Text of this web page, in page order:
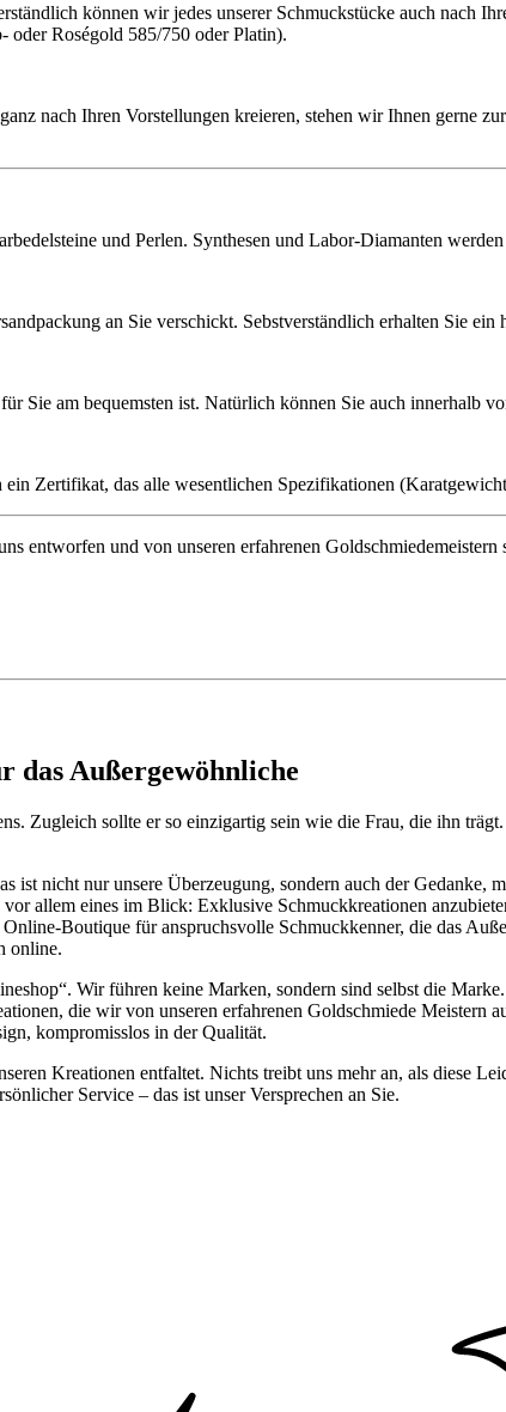
können wir jedes unserer Schmuckstücke auch nach
Roségold 585/750 oder Platin).
nach Ihren Vorstellungen kreieren, stehen wir Ihnen gerne
und Perlen. Synthesen und Labor-Diamanten
an Sie verschickt. Sebstverständlich erhalten Sie
Sie am bequemsten ist. Natürlich können Sie auch innerhalb
Zertifikat, das alle wesentlichen Spezifikationen
entworfen und von unseren erfahrenen
das Außergewöhnliche
Zugleich sollte er so einzigartig sein wie die Frau, die ihn
ist nicht nur unsere Überzeugung, sondern auch der Gedanke,
allem eines im Blick: Exklusive Schmuckkreationen
Boutique für anspruchsvolle Schmuckkenner, die das
online.
Wir führen keine Marken, sondern sind selbst die
die wir von unseren erfahrenen Goldschmiede Meistern
kompromisslos in der Qualität.
Kreationen entfaltet. Nichts treibt uns mehr an, als diese
Service – das ist unser Versprechen an Sie.